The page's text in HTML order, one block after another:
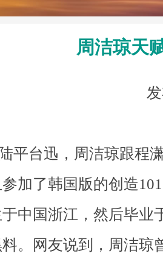
周洁琼天
平台迅，周洁琼跟程
加了韩国版的创造
中国浙江，然后毕业
料。网友说到，周洁琼